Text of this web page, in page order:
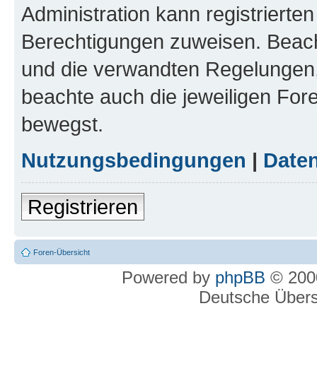
Administration kann
Berechtigungen zuweisen.
und die verwandten
beachte auch die jeweiligen
bewegst.
Nutzungsbedingungen |
Registrieren
Foren-Übersicht
Powered by phpBB ©
Deutsche